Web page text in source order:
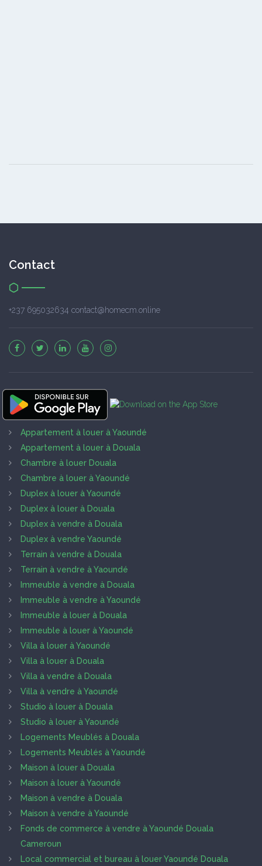
Contact
+237 695032634 contact@homecm.online
Appartement à louer à Yaoundé
Appartement à louer à Douala
Chambre à louer Douala
Chambre à louer à Yaoundé
Duplex à louer à Yaoundé
Duplex à louer à Douala
Duplex à vendre à Douala
Duplex à vendre Yaoundé
Terrain à vendre à Douala
Terrain à vendre à Yaoundé
Immeuble à vendre à Douala
Immeuble à vendre à Yaoundé
Immeuble à louer à Douala
Immeuble à louer à Yaoundé
Villa à louer à Yaoundé
Villa à louer à Douala
Villa à vendre à Douala
Villa à vendre à Yaoundé
Studio à louer à Douala
Studio à louer à Yaoundé
Logements Meublés à Douala
Logements Meublés à Yaoundé
Maison à louer à Douala
Maison à louer à Yaoundé
Maison à vendre à Douala
Maison à vendre à Yaoundé
Fonds de commerce à vendre à Yaoundé Douala
Cameroun
Local commercial et bureau à louer Yaoundé Douala